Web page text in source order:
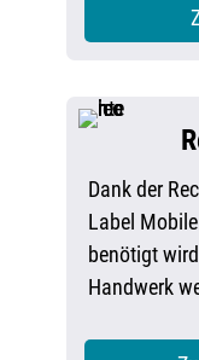
Dank der
Label
benötigt
Handwerk